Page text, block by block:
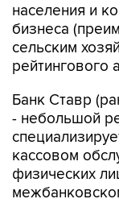
населения и
бизнеса
сельским
рейтингового
Банк Ставр
- небольшой
кассовом
физических